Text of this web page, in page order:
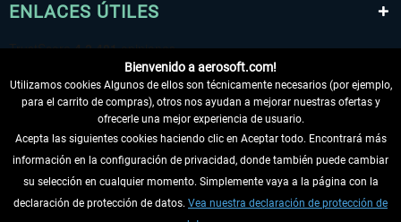
ENLACES ÚTILES
DESISTIR DEL CONTRATO
INFORMACIÓN
Bienvenido a aerosoft.com!
Utilizamos cookies Algunos de ellos son técnicamente necesarios (por ejemplo,
para el carrito de compras), otros nos ayudan a mejorar nuestras ofertas y
ofrecerle una mejor experiencia de usuario.
Acepta las siguientes cookies haciendo clic en Aceptar todo. Encontrará más
información en la configuración de privacidad, donde también puede cambiar
su selección en cualquier momento. Simplemente vaya a la página con la
declaración de protección de datos. Vea nuestra declaración de protección de